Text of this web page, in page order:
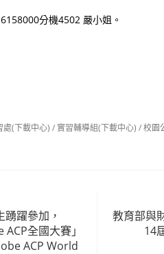
分機4502 嚴小姐。
處(下載中心) / 實習輔導組(下載中心) /校園
躍參加，
全國大賽」
ACP World
教育部與
14